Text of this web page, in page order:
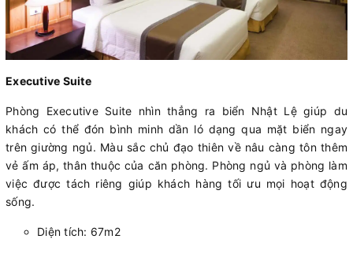
Executive Suite
Phòng Executive Suite nhìn thẳng ra biển Nhật Lệ giúp du
khách có thể đón bình minh dần ló dạng qua mặt biển ngay
trên giường ngủ. Màu sắc chủ đạo thiên về nâu càng tôn thêm
vẻ ấm áp, thân thuộc của căn phòng. Phòng ngủ và phòng làm
việc được tách riêng giúp khách hàng tối ưu mọi hoạt động
sống.
Diện tích: 67m2